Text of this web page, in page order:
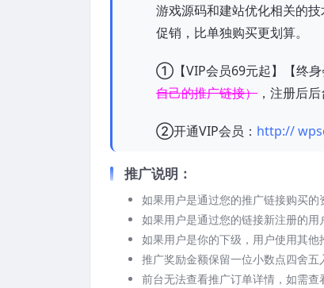
游戏源码和建站优化相关的
促销，比单独购买更划算。
①【VIP会员69元起】【终
自己的推广链接） ，注册后
②开通VIP会员： http://
推广说明：
如果用户是通过您的推广链接购买
如果用户是通过您的链接新注册的
如果用户是你的下级，用户使用其
推广奖励金额保留一位小数点四舍
前台无法查看推广订单详情，如需